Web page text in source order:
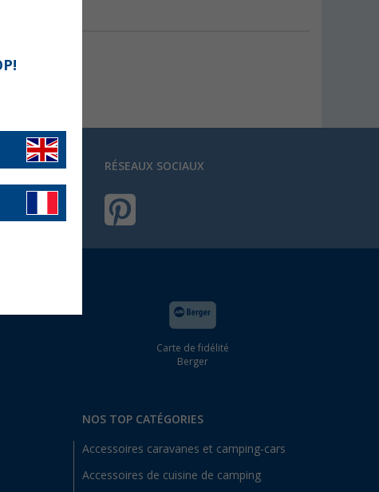
le
RÉSEAUX SOCIAUX
Carte de fidélité
Berger
NOS TOP CATÉGORIES
Accessoires caravanes et camping-cars
Accessoires de cuisine de camping